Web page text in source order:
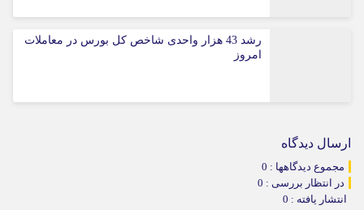
رشد 43 هزار واحدی شاخص کل بورس در معاملات
امروز
ارسال دیدگاه
مجموع دیدگاهها : 0
در انتظار بررسی : 0
انتشار یافته : 0